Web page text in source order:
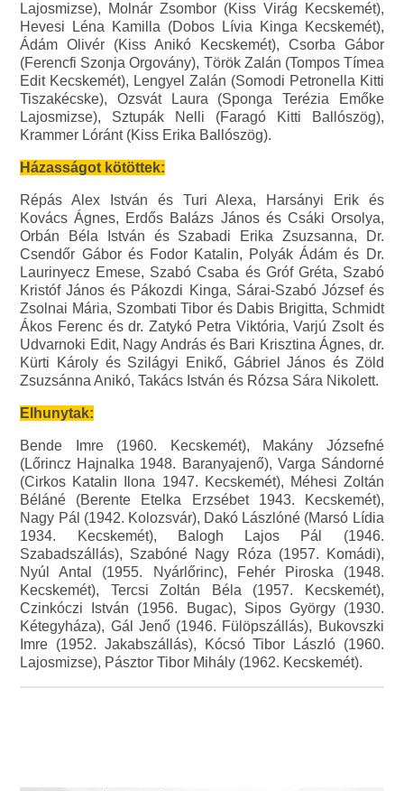
Lajosmizse), Molnár Zsombor (Kiss Virág Kecskemét),
Hevesi Léna Kamilla (Dobos Lívia Kinga Kecskemét),
Ádám Olivér (Kiss Anikó Kecskemét), Csorba Gábor
(Ferencfi Szonja Orgovány), Török Zalán (Tompos Tímea
Edit Kecskemét), Lengyel Zalán (Somodi Petronella Kitti
Tiszakécske), Ozsvát Laura (Sponga Terézia Emőke
Lajosmizse), Sztupák Nelli (Faragó Kitti Ballószög),
Krammer Lóránt (Kiss Erika Ballószög).
Házasságot kötöttek:
Répás Alex István és Turi Alexa, Harsányi Erik és
Kovács Ágnes, Erdős Balázs János és Csáki Orsolya,
Orbán Béla István és Szabadi Erika Zsuzsanna, Dr.
Csendőr Gábor és Fodor Katalin, Polyák Ádám és Dr.
Laurinyecz Emese, Szabó Csaba és Gróf Gréta, Szabó
Kristóf János és Pákozdi Kinga, Sárai-Szabó József és
Zsolnai Mária, Szombati Tibor és Dabis Brigitta, Schmidt
Ákos Ferenc és dr. Zatykó Petra Viktória, Varjú Zsolt és
Udvarnoki Edit, Nagy András és Bari Krisztina Ágnes, dr.
Kürti Károly és Szilágyi Enikő, Gábriel János és Zöld
Zsuzsánna Anikó, Takács István és Rózsa Sára Nikolett.
Elhunytak:
Bende Imre (1960. Kecskemét), Makány Józsefné
(Lőrincz Hajnalka 1948. Baranyajenő), Varga Sándorné
(Cirkos Katalin Ilona 1947. Kecskemét), Méhesi Zoltán
Béláné (Berente Etelka Erzsébet 1943. Kecskemét),
Nagy Pál (1942. Kolozsvár), Dakó Lászlóné (Marsó Lídia
1934. Kecskemét), Balogh Lajos Pál (1946.
Szabadszállás), Szabóné Nagy Róza (1957. Komádi),
Nyúl Antal (1955. Nyárlőrinc), Fehér Piroska (1948.
Kecskemét), Tercsi Zoltán Béla (1957. Kecskemét),
Czinkóczi István (1956. Bugac), Sipos György (1930.
Kétegyháza), Gál Jenő (1946. Fülöpszállás), Bukovszki
Imre (1952. Jakabszállás), Kócsó Tibor László (1960.
Lajosmizse), Pásztor Tibor Mihály (1962. Kecskemét).